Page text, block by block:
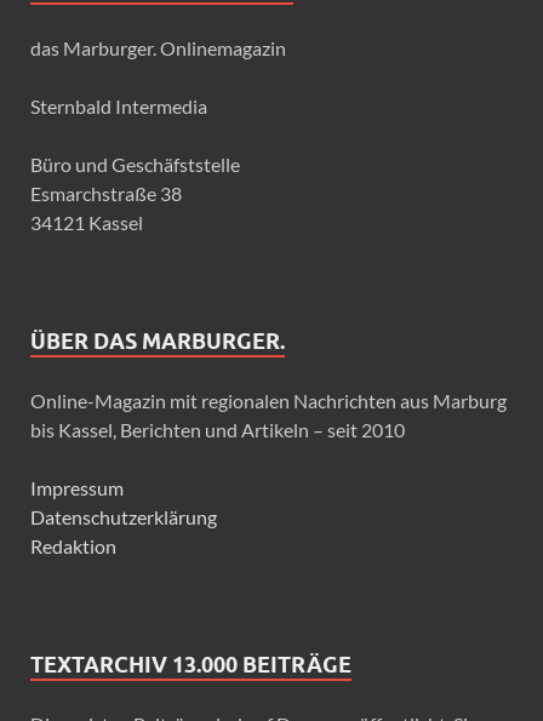
das Marburger. Onlinemagazin
Sternbald Intermedia
Büro und Geschäfststelle
Esmarchstraße 38
34121 Kassel
ÜBER DAS MARBURGER.
Online-Magazin mit regionalen Nachrichten aus Marburg
bis Kassel, Berichten und Artikeln – seit 2010
Impressum
Datenschutzerklärung
Redaktion
TEXTARCHIV 13.000 BEITRÄGE